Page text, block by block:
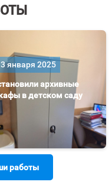
января 2025
архивные
в детском саду
работы